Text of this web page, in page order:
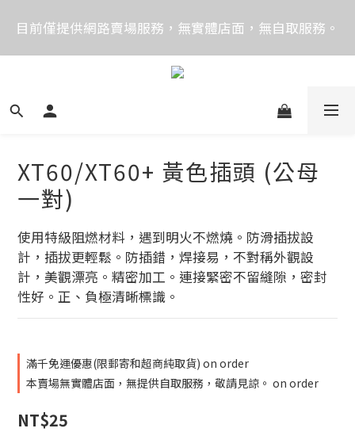
價格均含稅，下單享優惠！歡迎大量採購，由專人提供
專案報價。
目前僅提供網路賣場服務，無實體店面，無自取服務。
目前電話系統異常，暫時無法正常接聽來電，請改播
XT60/XT60+ 黃色插頭 (公母
一對)
使用特級阻燃材料，遇到明火不燃燒。防滑插拔設
計，插拔更輕鬆。防插錯，焊接易，不對稱外觀設
計，美觀漂亮。精密加工。連接緊密不留縫隙，密封
性好。正、負極清晰標識。
滿千免運優惠(限郵寄和超商純取貨) on order
本賣場無實體店面，無提供自取服務，敬請見諒。 on order
NT$25